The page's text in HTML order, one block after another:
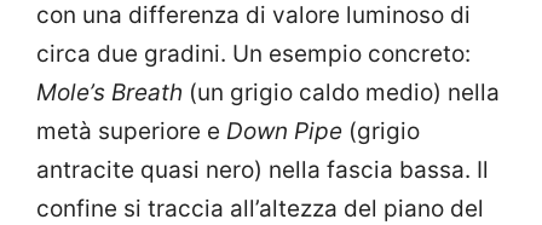
con una differenza di valore luminoso di
circa due gradini. Un esempio concreto:
Mole’s Breath (un grigio caldo medio) nella
metà superiore e Down Pipe (grigio
antracite quasi nero) nella fascia bassa. Il
confine si traccia all’altezza del piano del